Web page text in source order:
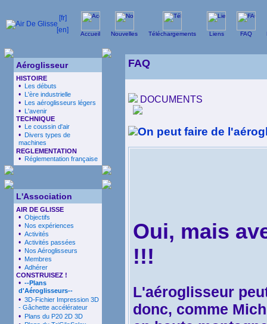
Accueil Nouvelles Téléchargements Liens FAQ
Aéroglisseur
HISTOIRE
• Les débuts
• L'ère industrielle
• Les aéroglisseurs légers
• L'avenir
TECHNIQUE
• Le coussin d'air
• Divers types de
machines
REGLEMENTATION
• Réglementation française
L'Association
AIR DE GLISSE
• Objectifs
• Nos expériences
• Activités
• Activités passées
• Nos Aéroglisseurs
• Membres
• Adhérer
CONSTRUISEZ !
• --Plans
d'Aéroglisseurs--
• 3D-Fichier Impression 3D
- Gâchette accélérateur
• Plans du P20 2D 3D
FAQ
DOCUMENTS
On peut faire de
Oui, mais
!!!
L'aéroglisseur
donc, comme